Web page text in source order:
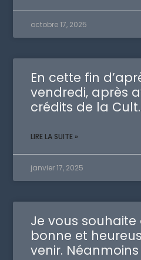
octobre 17, 2025
En cette fin
vendredi, après
crédits de la
LIRE LA SUITE »
janvier 17, 2025
Je vous
bonne et
venir. Néanmoins